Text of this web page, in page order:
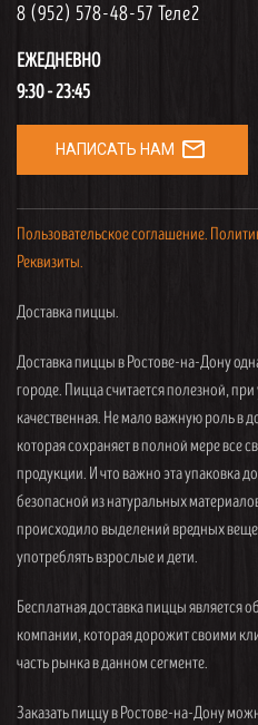
8 (952) 578-48-57 Теле2
ЕЖЕДНЕВНО
9:30 - 23:45
НАПИСАТЬ НАМ mail_outline
Пользовательское соглашение.
Реквизиты.
Доставка пиццы.
Доставка пиццы в Ростове-на-Дону
городе. Пицца считается полезной,
качественная. Не мало важную роль в
которая сохраняет в полной мере все
продукции. И что важно эта упаковка
безопасной из натуральных
происходило выделений вредных
употреблять взрослые и дети.
Бесплатная доставка пиццы является
компании, которая дорожит своими
часть рынка в данном сегменте.
Заказать пиццу в Ростове-на-Дону